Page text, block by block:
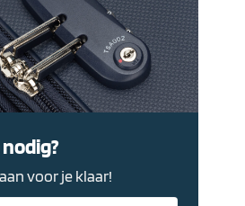
voor je klaar!